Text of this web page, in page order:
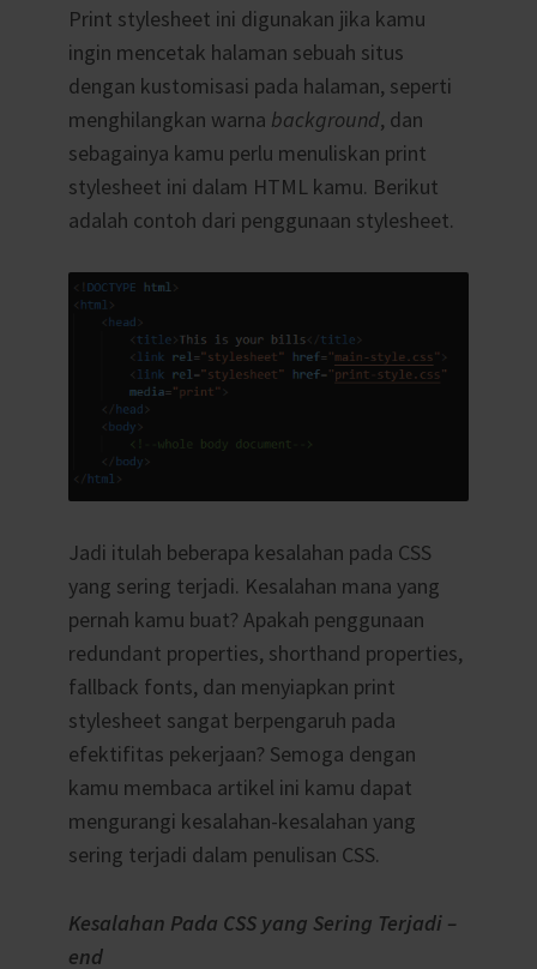
Print stylesheet ini digunakan jika kamu
ingin mencetak halaman sebuah situs
dengan kustomisasi pada halaman, seperti
menghilangkan warna background, dan
sebagainya kamu perlu menuliskan print
stylesheet ini dalam HTML kamu. Berikut
adalah contoh dari penggunaan stylesheet.
Jadi itulah beberapa kesalahan pada CSS
yang sering terjadi. Kesalahan mana yang
pernah kamu buat? Apakah penggunaan
redundant properties, shorthand properties,
fallback fonts, dan menyiapkan print
stylesheet sangat berpengaruh pada
efektifitas pekerjaan? Semoga dengan
kamu membaca artikel ini kamu dapat
mengurangi kesalahan-kesalahan yang
sering terjadi dalam penulisan CSS.
Kesalahan Pada CSS yang Sering Terjadi –
end